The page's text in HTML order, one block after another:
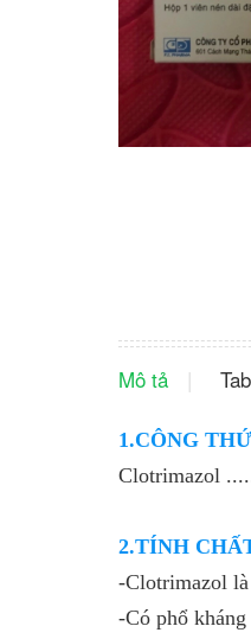
Mô tả
1.CÔNG
Clotrimazol
2.TÍNH
-Clotrimazol
-Có phổ